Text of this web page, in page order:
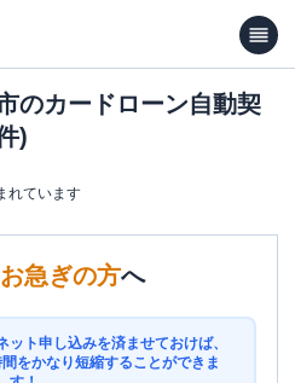
のカードローン自動契
)
れています
お急ぎの方へ
ト申し込みを済ませておけば、
をかなり短縮することができま